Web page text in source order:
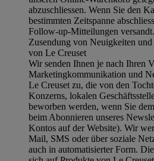
abzuschliessen. Wenn Sie den
bestimmten Zeitspanne
Follow-up-Mitteilungen versandt.
Zusendung von Neuigkeiten
von Le Creuset
Wir senden Ihnen je nach Ihren
Marketingkommunikation und
Le Creuset zu, die von den
Konzerns, lokalen
beworben werden, wenn Sie
beim Abonnieren unseres
Kontos auf der Website). Wir
Mail, SMS oder über soziale
auch in automatisierter Form.